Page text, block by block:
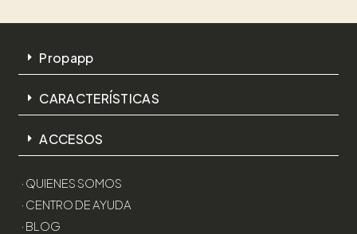
Propapp
CARACTERÍSTICAS
ACCESOS
· QUIENES SOMOS
· CENTRO DE AYUDA
· BLOG